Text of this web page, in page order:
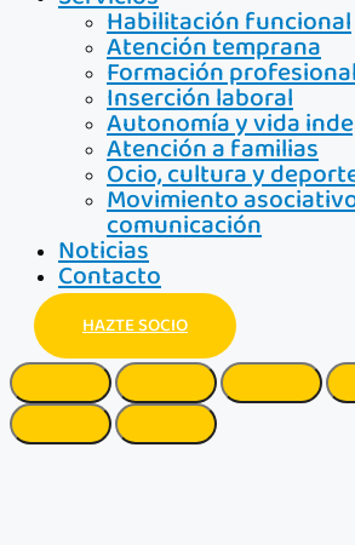
Habilitación funcional
Atención temprana
Formación
Inserción laboral
Autonomía y vida
Atención a familias
Ocio, cultura y
Movimiento
comunicación
Noticias
Contacto
HAZTE SOCIO